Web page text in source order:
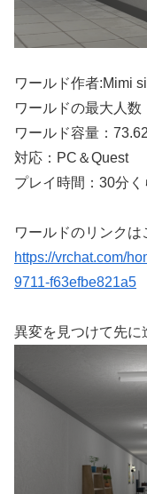
ワールド作者:Mimi
ワールドの最大人数
ワールド容量：
対応：PC＆Quest
プレイ時間：30分く
ワールドのリンクは
https://vrchat.com/
9711-f63efbe821a5
異変を見つけて先に